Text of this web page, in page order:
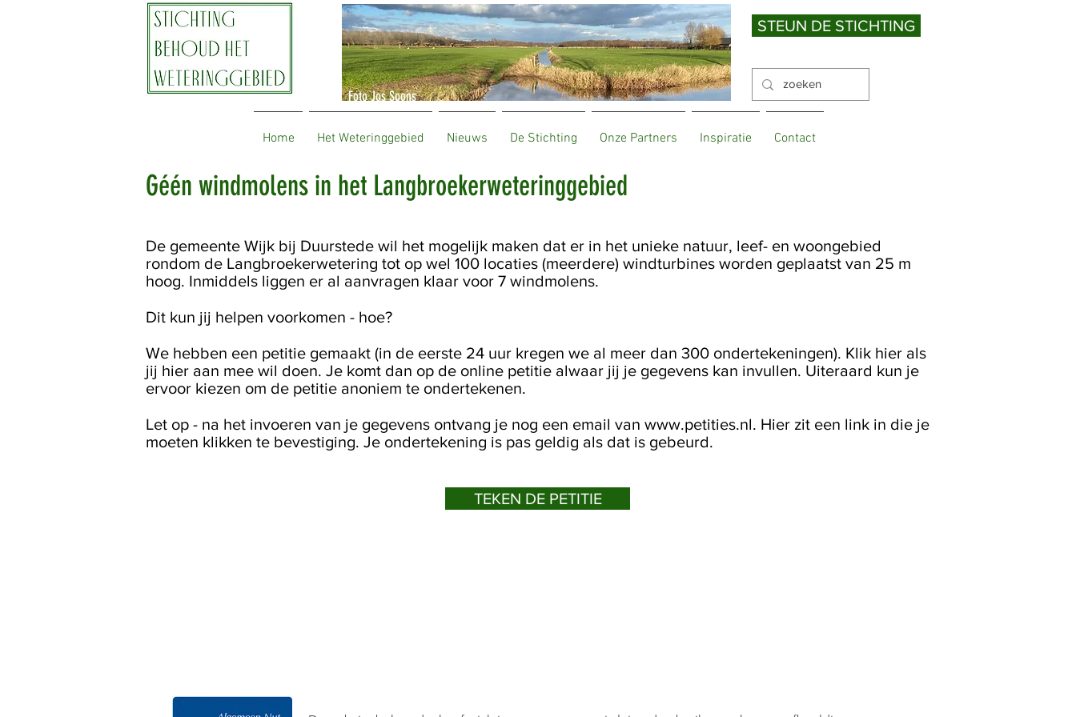
Foto Jos Soons
STEUN DE STICHTING
Géén windmolens in het Langbroekerweteringgebied
De gemeente Wijk bij Duurstede wil het mogelijk maken dat er in het unieke natuur, leef- en woongebied
rondom de Langbroekerwetering tot op wel 100 locaties (meerdere) windturbines worden geplaatst van 25 m
hoog. Inmiddels liggen er al aanvragen klaar voor 7 windmolens.
Dit kun jij helpen voorkomen - hoe?
We hebben een petitie gemaakt (in de eerste 24 uur kregen we al meer dan 300 ondertekeningen). Klik hier als
jij hier aan mee wil doen. Je komt dan op de online petitie alwaar jij je gegevens kan invullen. Uiteraard kun je
ervoor kiezen om de petitie anoniem te ondertekenen.
Let op - na het invoeren van je gegevens ontvang je nog een email van www.petities.nl. Hier zit een link in die je
moeten klikken te bevestiging. Je ondertekening is pas geldig als dat is gebeurd.
TEKEN DE PETITIE
Home Het Weteringgebied Nieuws De Stichting Onze Partners Inspiratie Contact